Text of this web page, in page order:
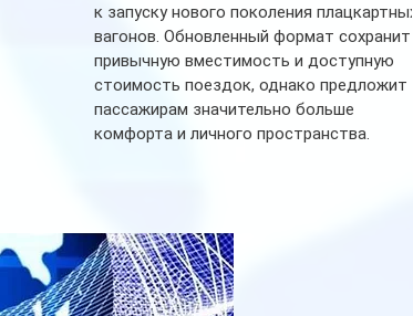
к запуску нового поколения плацкартных
вагонов. Обновленный формат сохранит
привычную вместимость и доступную
стоимость поездок, однако предложит
пассажирам значительно больше
комфорта и личного пространства.
индивидуальные шторки у каждого
спального места. Они позволят
пассажирам закрыть свою полку во
время сна или отдыха, создав ощуще